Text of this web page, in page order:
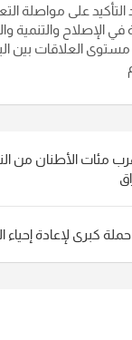
على مواصلة
الإصلاح والتنمية
العلاقات بين
مئات الأطنان من
كبرى لإعادة إحياء